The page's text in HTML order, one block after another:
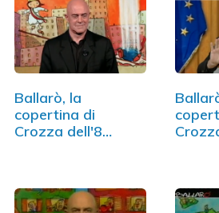
Ballarò, la
copertina di
Crozza dell'8